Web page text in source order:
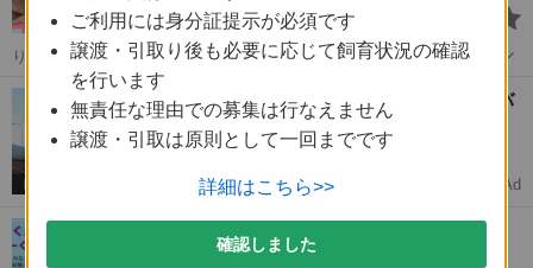
福島県 郡山市
りました。 性別はまだ不明です。 柄はキジトラかな？と思います。
このまま家で…
福島 郡山市
【未経験OK🚚】月収30万↑中型免許ドライバ
ー募集
完全週休2日で安定転職
ドライバーダイレクト Ad
【8月9日(日) 🌟久留米市野中町 ログハウ
ス🌟譲渡会🌟】2歳過ぎ 個別面会可…
ご利用には身分証提示が必須です
譲渡・引取り後も必要に応じて飼育状況の確認
を行います
無責任な理由での募集は行なえません
譲渡・引取は原則として一回までです
詳細はこちら>>
確認しました